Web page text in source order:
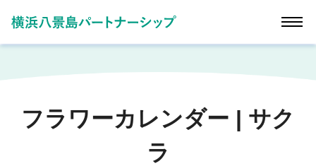
フラワーカレンダー | サク
ラ